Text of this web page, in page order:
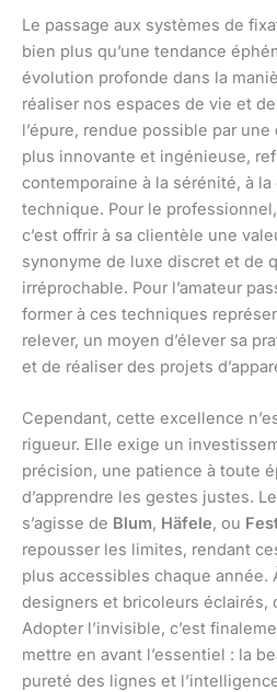
Le passage aux systèmes de
bien plus qu’une tendance
évolution profonde dans la
réaliser nos espaces de vie et
l’épure, rendue possible par une
plus innovante et ingénieuse,
contemporaine à la sérénité, à
technique. Pour le
c’est offrir à sa clientèle une
synonyme de luxe discret et de
irréprochable. Pour l’amateur
former à ces techniques
relever, un moyen d’élever sa
et de réaliser des projets
Cependant, cette excellence
rigueur. Elle exige un
précision, une patience à toute
d’apprendre les gestes justes.
s’agisse de Blum, Häfele, ou
repousser les limites, rendant
plus accessibles chaque année.
designers et bricoleurs éclairés,
Adopter l’invisible, c’est
mettre en avant l’essentiel : la
pureté des lignes et